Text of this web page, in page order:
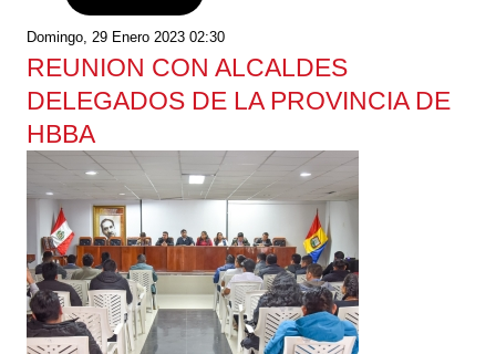
Domingo, 29 Enero 2023 02:30
REUNION CON ALCALDES
DELEGADOS DE LA PROVINCIA DE
HBBA